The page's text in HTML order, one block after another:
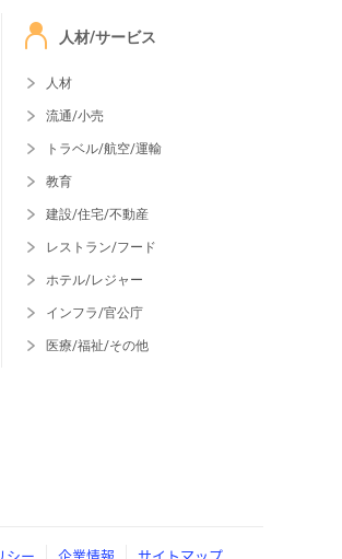
人材/サービス
人材
流通/小売
トラベル/航空/運輸
教育
建設/住宅/不動産
レストラン/フード
ホテル/レジャー
インフラ/官公庁
医療/福祉/その他